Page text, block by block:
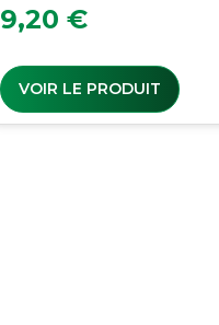
9,20 €
VOIR LE PRODUIT